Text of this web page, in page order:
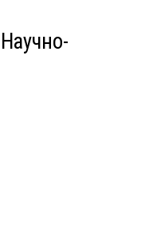
Научно-